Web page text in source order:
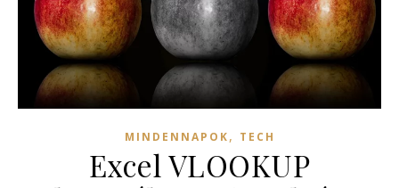
MINDENNAPOK, TECH
Excel VLOOKUP